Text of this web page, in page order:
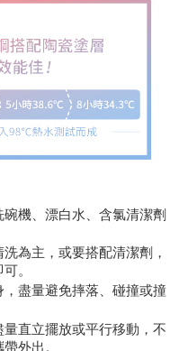
機、漂白水、含氯清潔劑
為主，或要搭配清潔劑，
。
盡量避免摔落、碰撞或撞
直立擺放或平行移動，不
外出。